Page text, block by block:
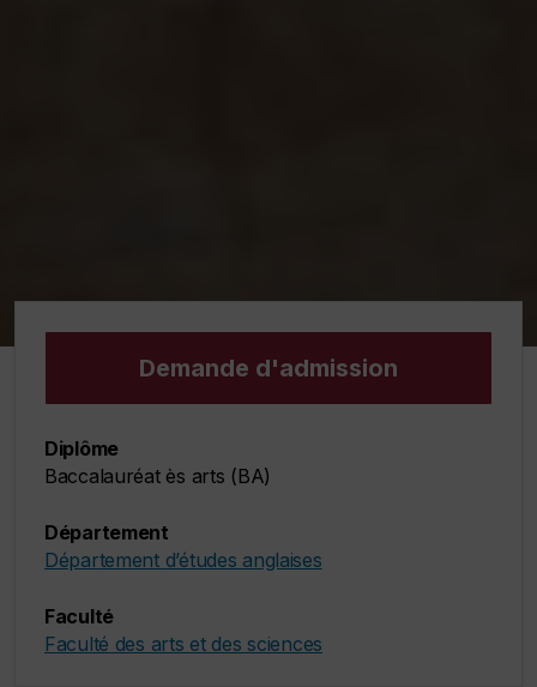
Demande d'admission
Diplôme
Baccalauréat ès arts (BA)
Département
Département d’études anglaises
Faculté
Faculté des arts et des sciences